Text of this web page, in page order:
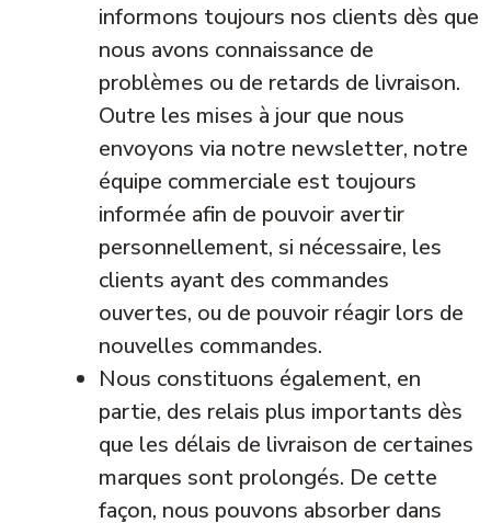
informons toujours nos clients dès que
nous avons connaissance de
problèmes ou de retards de livraison.
Outre les mises à jour que nous
envoyons via notre newsletter, notre
équipe commerciale est toujours
informée afin de pouvoir avertir
personnellement, si nécessaire, les
clients ayant des commandes
ouvertes, ou de pouvoir réagir lors de
nouvelles commandes.
Nous constituons également, en
partie, des relais plus importants dès
que les délais de livraison de certaines
marques sont prolongés. De cette
façon, nous pouvons absorber dans